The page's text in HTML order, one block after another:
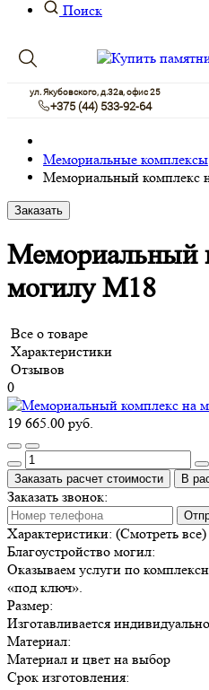
Поиск
ул. Якубовского, д.32а, офис 25
+375 (44) 533-92-64
Мемориальные комплексы
Мемориальный комплекс
Заказать
Мемориальный
могилу М18
Все о товаре
Характеристики
Отзывов
0
19 665.00 руб.
Заказать расчет стоимости В
Заказать звонок:
Характеристики: (Смотреть все)
Благоустройство могил:
Оказываем услуги по
«под ключ».
Размер:
Изготавливается
Материал:
Материал и цвет на выбор
Срок изготовления: